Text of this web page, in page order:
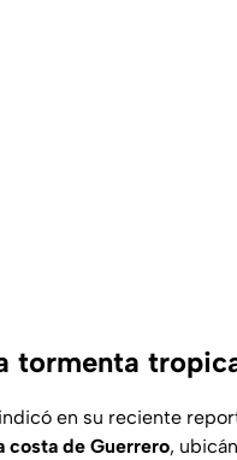
tormenta
en su reciente
costa de Guerrero,